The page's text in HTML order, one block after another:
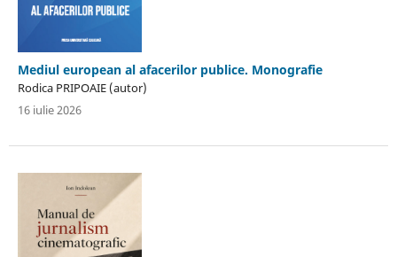
Mediul european al afacerilor publice. Monografie
Rodica PRIPOAIE (autor)
16 iulie 2026